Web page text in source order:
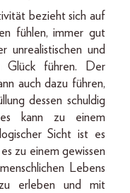
bezieht sich auf
fühlen, immer gut
unrealistischen und
Glück führen. Der
auch dazu führen,
dessen schuldig
kann zu einem
Sicht ist es
zu einem gewissen
Lebens
erleben und mit